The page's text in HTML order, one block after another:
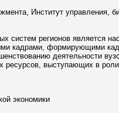
Институт управления,
систем регионов является
кадрами, формирующими
деятельности
ресурсов, выступающих в
экономики